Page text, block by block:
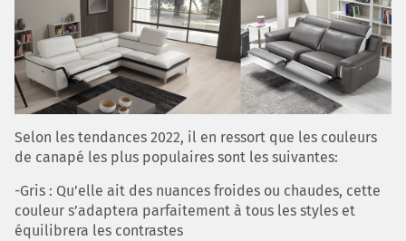
Selon les tendances 2022, il en ressort que les couleurs
de canapé les plus populaires sont les suivantes:
-Gris : Qu’elle ait des nuances froides ou chaudes, cette
couleur s’adaptera parfaitement à tous les styles et
équilibrera les contrastes